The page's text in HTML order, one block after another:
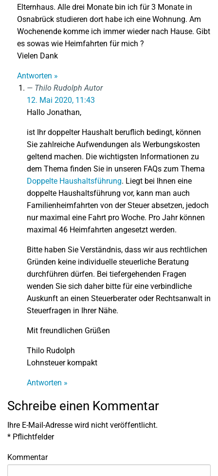
Elternhaus. Alle drei Monate bin ich für 3 Monate in
Osnabrück studieren dort habe ich eine Wohnung. Am
Wochenende komme ich immer wieder nach Hause. Gibt
es sowas wie Heimfahrten für mich ?
Vielen Dank
Antworten »
Thilo RudolphAutor
12. Mai 2020, 11:43
Hallo Jonathan,
ist Ihr doppelter Haushalt beruflich bedingt, können
Sie zahlreiche Aufwendungen als Werbungskosten
geltend machen. Die wichtigsten Informationen zu
dem Thema finden Sie in unseren FAQs zum Thema
Doppelte Haushaltsführung. Liegt bei Ihnen eine
doppelte Haushaltsführung vor, kann man auch
Familienheimfahrten von der Steuer absetzen, jedoch
nur maximal eine Fahrt pro Woche. Pro Jahr können
maximal 46 Heimfahrten angesetzt werden.
Bitte haben Sie Verständnis, dass wir aus rechtlichen
Gründen keine individuelle steuerliche Beratung
durchführen dürfen. Bei tiefergehenden Fragen
wenden Sie sich daher bitte für eine verbindliche
Auskunft an einen Steuerberater oder Rechtsanwalt in
Steuerfragen in Ihrer Nähe.
Mit freundlichen Grüßen
Thilo Rudolph
Lohnsteuer kompakt
Antworten »
Schreibe einen Kommentar
Ihre E-Mail-Adresse wird nicht veröffentlicht.
* Pflichtfelder
Kommentar